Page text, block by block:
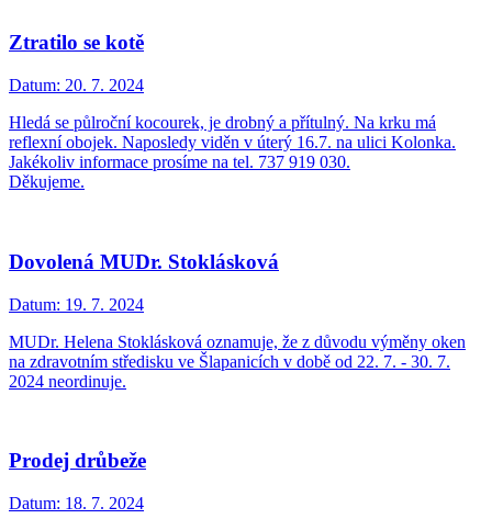
Ztratilo se kotě
Datum: 20. 7. 2024
Hledá se půlroční kocourek, je drobný a přítulný. Na krku má
reflexní obojek. Naposledy viděn v úterý 16.7. na ulici Kolonka.
Jakékoliv informace prosíme na tel. 737 919 030.
Děkujeme.
Dovolená MUDr. Stoklásková
Datum: 19. 7. 2024
MUDr. Helena Stoklásková oznamuje, že z důvodu výměny oken
na zdravotním středisku ve Šlapanicích v době od 22. 7. - 30. 7.
2024 neordinuje.
Prodej drůbeže
Datum: 18. 7. 2024